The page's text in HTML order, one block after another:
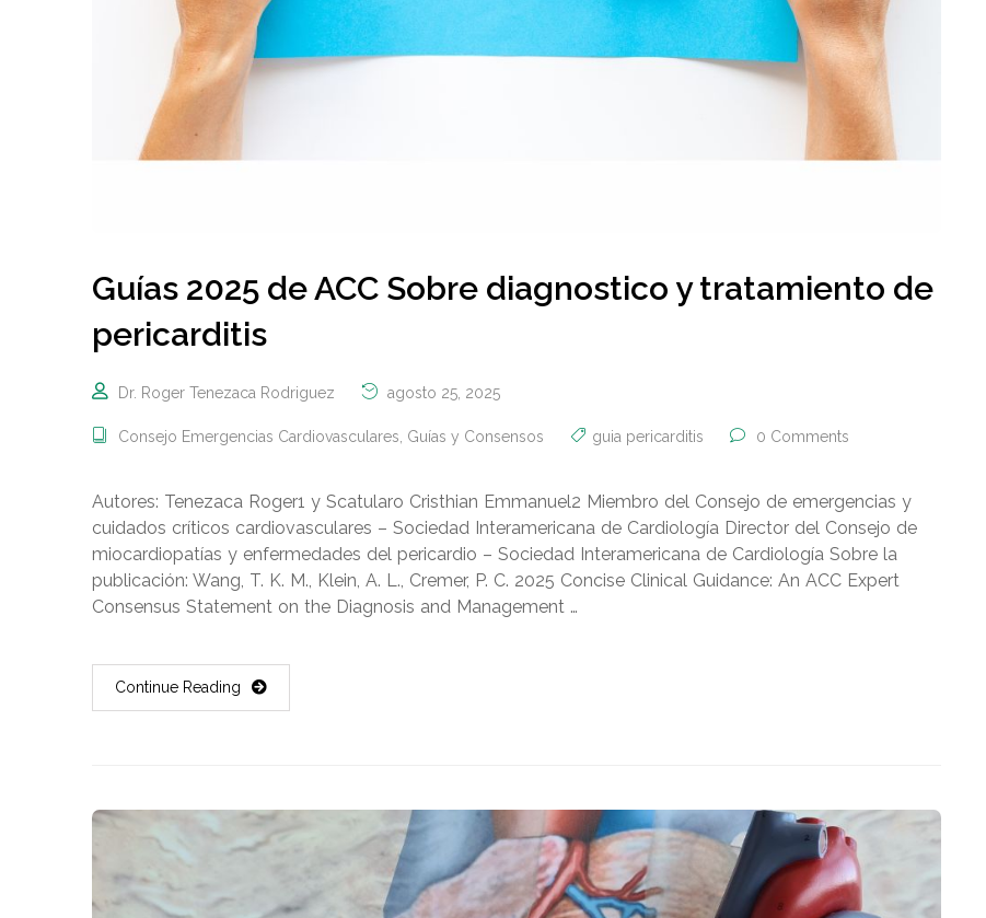
Guías 2025 de ACC Sobre diagnostico y tratamiento de
pericarditis
Dr. Roger Tenezaca Rodriguez agosto 25, 2025
Consejo Emergencias Cardiovasculares Guías y Consensos guia pericarditis 0 Comments
Autores: Tenezaca Roger1 y Scatularo Cristhian Emmanuel2 Miembro del Consejo de emergencias y
cuidados críticos cardiovasculares – Sociedad Interamericana de Cardiología Director del Consejo de
miocardiopatías y enfermedades del pericardio – Sociedad Interamericana de Cardiología Sobre la
publicación: Wang, T. K. M., Klein, A. L., Cremer, P. C. 2025 Concise Clinical Guidance: An ACC Expert
Consensus Statement on the Diagnosis and Management …
Continue Reading